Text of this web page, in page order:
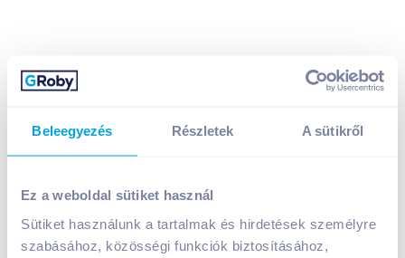
Beleegyezés Részletek A sütikről
Ez a weboldal sütiket használ
Sütiket használunk a tartalmak és hirdetések személyre
szabásához, közösségi funkciók biztosításához,
Gárdonyi Teaház 20 filteres vadcseresznye
Egységár: 21 225
Nettó eladási ár: 669 Ft /db(27% áfa)